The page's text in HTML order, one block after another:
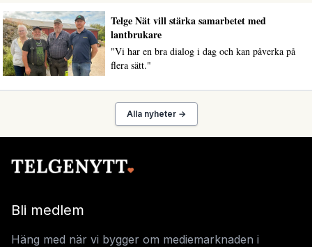
Telge Nät vill stärka samarbetet med
lantbrukare
"Vi har en bra dialog i dag och kan påverka på
flera sätt."
Alla nyheter →
Bli medlem
Häng med när vi bygger om mediemarknaden i